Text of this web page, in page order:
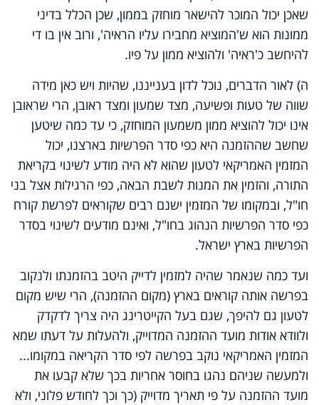
שאכן יכול המוכר להישאר מוחזק בממון, שכן הכלל בדיני
ממונות הוא ש'המוציא מחבירו עליו הראיה', ורוב אין בו די
להיחשב כ'ראיה' ולהוציא ממון על פיו.
ה) לאור הדברים, נוכל לדון בענייננו, שהיות ויש כאן מידה
שווה של טעות ופשיעה, מצד שמעון ומצד ראובן, הרי שראובן
אינו יכול להוציא ממון משמעון המוחזק, כי עד כמה שיטען
שחשב שההזמנה היא כפי סדר הפרשיות בארצנו, יכול
המזמין האמריקאי לטעון שהוא לא היה מודע לשינוי בקריאת
התורה, והזמין את המנות לשבת הבאה, כפי הרגילות אצל בני
חו"ל, ובמקומו של המזמין ישנם רבים שקוראים לפרשת קורח
כפי סדר הפרשיות הנהוג בחו"ל, ואינם מודעים לשינוי בסדר
הפרשיות בארץ ישראל.
ועד כמה שנאמר שהיה למזמין לדייק היטב בהזמנתו ולנקוב
בפרשה אותה קוראים בארץ (מקום ההזמנה), הרי שיש מקום
לטעון גם להיפך, שגם בעל הקייטרינג היה צריך לדקדק
ולוודא אודות מועד ההזמנה המדוייק, ולהעלות על דעתו שמא
המזמין האמריקאי נוקב בפרשה לפי סדר הקריאה במקומו...
ולמעשה שניהם נהגו בחוסר אחריות בכך שלא קבעו את
מועד ההזמנה על פי תאריך מדוייק (כך וכך לחודש פלוני, ולא